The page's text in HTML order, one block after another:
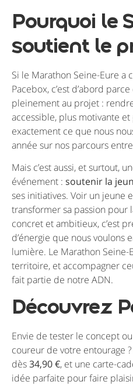
Pourquoi le
soutient le
Si le Marathon Seine-Eure a
Pacebox, c’est d’abord
pleinement au projet :
accessible, plus motivante et
exactement ce que nous
année sur nos parcours
Mais c’est aussi, et surtout,
événement : soutenir la
ses initiatives. Voir un jeune
transformer sa passion
concret et ambitieux, c’est
d’énergie que nous voulons
lumière. Le Marathon Seine-
territoire, et accompagner
fait partie de notre ADN.
Découvrez
Envie de tester le concept
coureur de votre entourage
dès34,90 €, et une carte-
idée parfaite pour faire